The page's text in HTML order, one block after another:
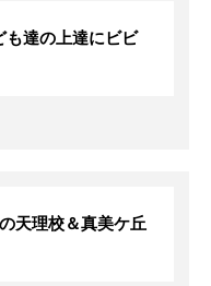
も達の上達にビビ
天理校＆真美ケ丘